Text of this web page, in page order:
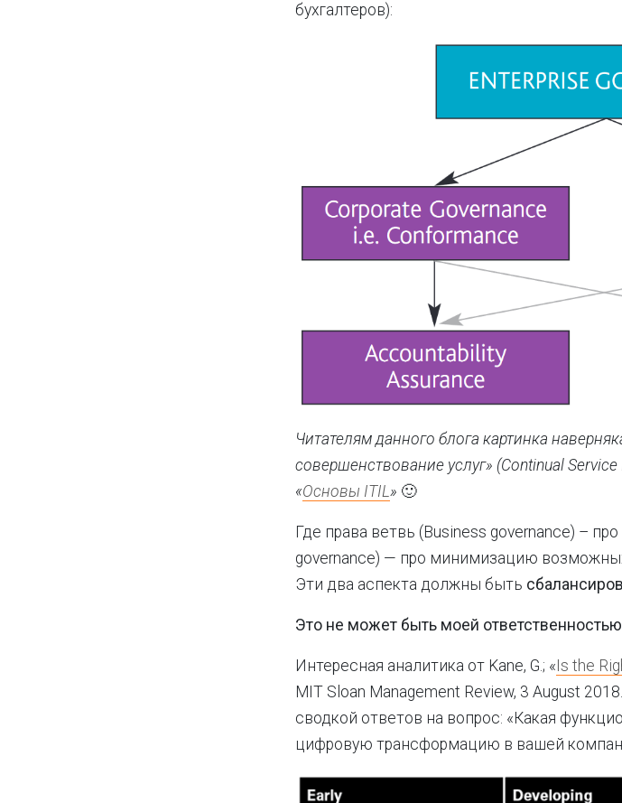
бухгалтеров):
Читателям данного блога картинка
совершенствование услуг» (Continual
«Основы ITIL» 🙂
Где права ветвь (Business governance) –
governance) — про минимизацию
Эти два аспекта должны быть
Это не может быть моей ответственностью
Интересная аналитика от Kane, G.; « Is the
MIT Sloan Management Review, 3 August
сводкой ответов на вопрос: «Какая
цифровую трансформацию в вашей